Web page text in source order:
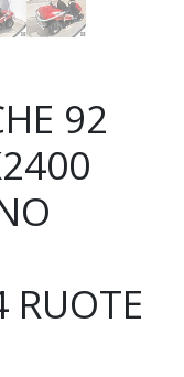
92
RUOTE